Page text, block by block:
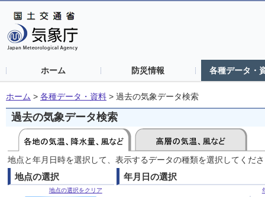
ホーム 防災情報 各種データ・
ホーム > 各種データ・資料 > 過去の気象データ検索
過去の気象データ検索
地点と年月日時を選択して、表示するデータの種類を選択してくだ
地点の選択
地点の選択をクリア
年月日の選択